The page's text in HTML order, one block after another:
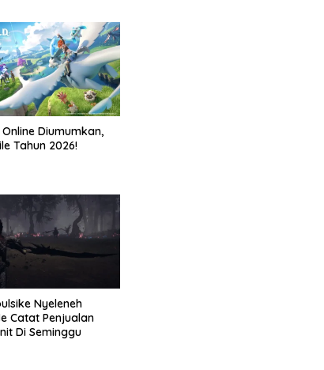
Diumumkan,
Tahun 2026!
Nyeleneh
Catat Penjualan
Di Seminggu